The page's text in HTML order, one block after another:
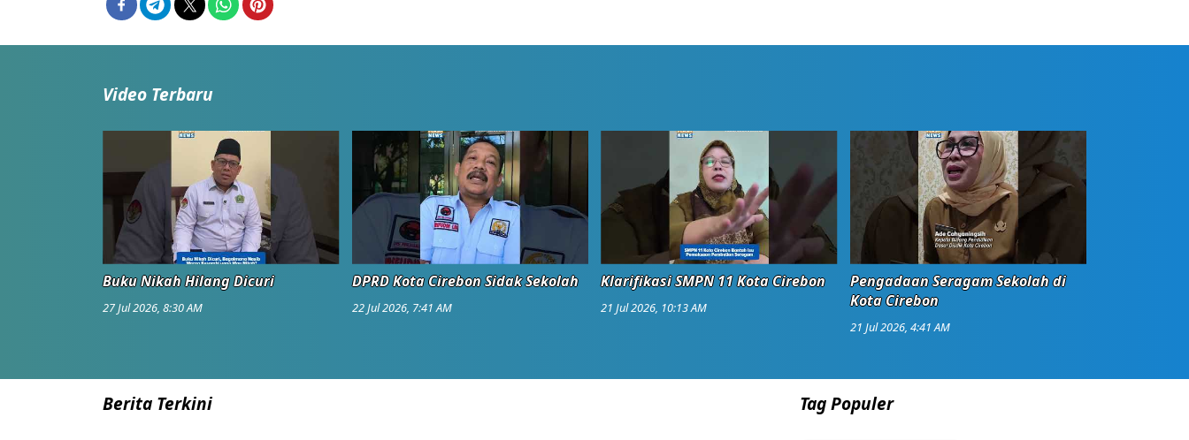
Video Terbaru
Buku Nikah Hilang Dicuri
27 Jul 2026, 8:30 AM
DPRD Kota Cirebon Sidak Sekolah
22 Jul 2026, 7:41 AM
Klarifikasi SMPN 11 Kota Cirebon
21 Jul 2026, 10:13 AM
Pengadaan Seragam Sekolah di
Kota Cirebon
21 Jul 2026, 4:41 AM
Berita Terkini Tag Populer